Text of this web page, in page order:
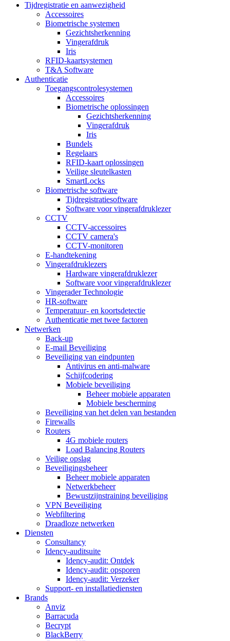
Tijdregistratie en aanwezigheid
Accessoires
Biometrische systemen
Gezichtsherkenning
Vingerafdruk
Iris
RFID-kaartsystemen
T&A Software
Authenticatie
Toegangscontrolesystemen
Accessoires
Biometrische oplossingen
Gezichtsherkenning
Vingerafdruk
Iris
Bundels
Regelaars
RFID-kaart oplossingen
Veilige sleutelkasten
SmartLocks
Biometrische software
Tijdregistratiesoftware
Software voor vingerafdruklezer
CCTV
CCTV-accessoires
CCTV camera's
CCTV-monitoren
E-handtekening
Vingerafdruklezers
Hardware vingerafdruklezer
Software voor vingerafdruklezer
Vingerader Technologie
HR-software
Temperatuur- en koortsdetectie
Authenticatie met twee factoren
Netwerken
Back-up
E-mail Beveiliging
Beveiliging van eindpunten
Antivirus en anti-malware
Schijfcodering
Mobiele beveiliging
Beheer mobiele apparaten
Mobiele bescherming
Beveiliging van het delen van bestanden
Firewalls
Routers
4G mobiele routers
Load Balancing Routers
Veilige opslag
Beveiligingsbeheer
Beheer mobiele apparaten
Netwerkbeheer
Bewustzijnstraining beveiliging
VPN Beveiliging
Webfiltering
Draadloze netwerken
Diensten
Consultancy
Idency-auditsuite
Idency-audit: Ontdek
Idency-audit: opsporen
Idency-audit: Verzeker
Support- en installatiediensten
Brands
Anviz
Barracuda
Becrypt
BlackBerry